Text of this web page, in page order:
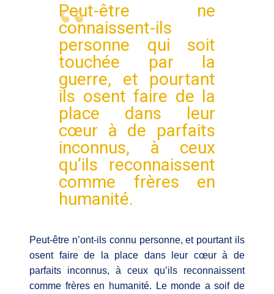
Peut-être ne
connaissent-ils
personne qui soit
touchée par la
guerre, et pourtant
ils osent faire de la
place dans leur
cœur à de parfaits
inconnus, à ceux
qu’ils reconnaissent
comme frères en
humanité.
Peut-être n’ont-ils connu personne, et pourtant ils
osent faire de la place dans leur cœur à de
parfaits inconnus, à ceux qu’ils reconnaissent
comme frères en humanité. Le monde a soif de